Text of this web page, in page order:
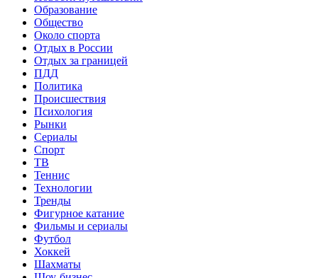
Образование
Общество
Около спорта
Отдых в России
Отдых за границей
ПДД
Политика
Происшествия
Психология
Рынки
Сериалы
Спорт
ТВ
Теннис
Технологии
Тренды
Фигурное катание
Фильмы и сериалы
Футбол
Хоккей
Шахматы